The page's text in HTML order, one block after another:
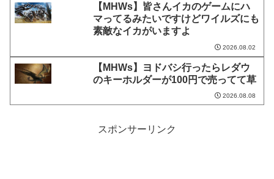
【MHWs】皆さんイカのゲームにハ
マってるみたいですけどワイルズにも
素敵なイカがいますよ
2026.08.02
【MHWs】ヨドバシ行ったらレダウ
のキーホルダーが100円で売ってて草
2026.08.08
スポンサーリンク